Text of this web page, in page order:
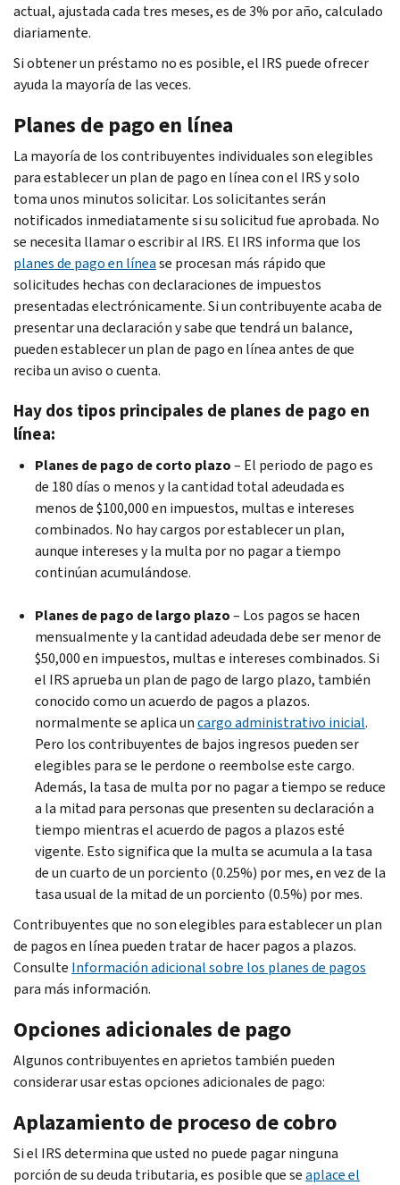
actual, ajustada cada tres meses, es de 3% por año, calculado
diariamente.
Si obtener un préstamo no es posible, el IRS puede ofrecer
ayuda la mayoría de las veces.
Planes de pago en línea
La mayoría de los contribuyentes individuales son elegibles
para establecer un plan de pago en línea con el IRS y solo
toma unos minutos solicitar. Los solicitantes serán
notificados inmediatamente si su solicitud fue aprobada. No
se necesita llamar o escribir al IRS. El IRS informa que los
planes de pago en línease procesan más rápido que
solicitudes hechas con declaraciones de impuestos
presentadas electrónicamente. Si un contribuyente acaba de
presentar una declaración y sabe que tendrá un balance,
pueden establecer un plan de pago en línea antes de que
reciba un aviso o cuenta.
Hay dos tipos principales de planes de pago en
línea:
Planes de pago de corto plazo– El periodo de pago es
de 180 días o menos y la cantidad total adeudada es
menos de $100,000 en impuestos, multas e intereses
combinados. No hay cargos por establecer un plan,
aunque intereses y la multa por no pagar a tiempo
continúan acumulándose.
Planes de pago de largo plazo– Los pagos se hacen
mensualmente y la cantidad adeudada debe ser menor de
$50,000 en impuestos, multas e intereses combinados. Si
el IRS aprueba un plan de pago de largo plazo, también
conocido como un acuerdo de pagos a plazos.
normalmente se aplica uncargo administrativo inicial.
Pero los contribuyentes de bajos ingresos pueden ser
elegibles para se le perdone o reembolse este cargo.
Además, la tasa de multa por no pagar a tiempo se reduce
a la mitad para personas que presenten su declaración a
tiempo mientras el acuerdo de pagos a plazos esté
vigente. Esto significa que la multa se acumula a la tasa
de un cuarto de un porciento (0.25%) por mes, en vez de la
tasa usual de la mitad de un porciento (0.5%) por mes.
Contribuyentes que no son elegibles para establecer un plan
de pagos en línea pueden tratar de hacer pagos a plazos.
Consulte Información adicional sobre los planes de pagos
para más información.
Opciones adicionales de pago
Algunos contribuyentes en aprietos también pueden
considerar usar estas opciones adicionales de pago:
Aplazamiento de proceso de cobro
Si el IRS determina que usted no puede pagar ninguna
porción de su deuda tributaria, es posible que seaplace el